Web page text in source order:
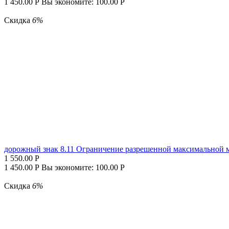
Скидка 6%
дорожный знак 8.11 Ограничение разрешенной максимальной
1 550.00 Р
1 450.00 Р Вы экономите: 100.00 Р
Скидка 6%